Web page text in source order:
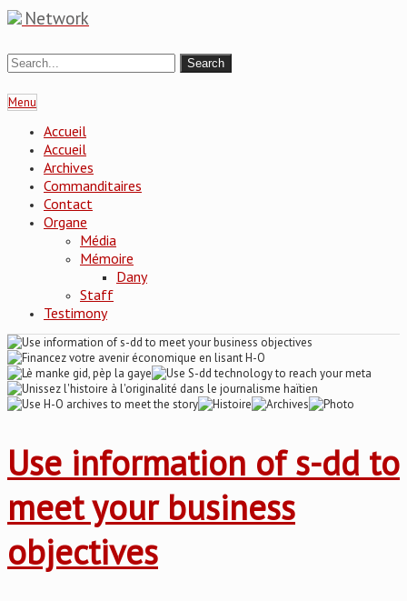
Network
Menu
Accueil
Accueil
Archives
Commanditaires
Contact
Organe
Média
Mémoire
Dany
Staff
Testimony
Use information of s-dd to
meet your business
objectives